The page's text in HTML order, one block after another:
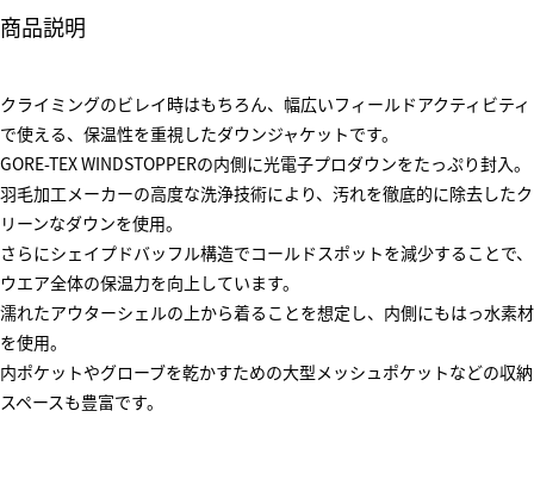
商品説明
クライミングのビレイ時はもちろん、幅広いフィールドアクティビティ
で使える、保温性を重視したダウンジャケットです。
GORE-TEX WINDSTOPPERの内側に光電子プロダウンをたっぷり封入。
羽毛加工メーカーの高度な洗浄技術により、汚れを徹底的に除去したク
リーンなダウンを使用。
さらにシェイプドバッフル構造でコールドスポットを減少することで、
ウエア全体の保温力を向上しています。
濡れたアウターシェルの上から着ることを想定し、内側にもはっ水素材
を使用。
内ポケットやグローブを乾かすための大型メッシュポケットなどの収納
スペースも豊富です。